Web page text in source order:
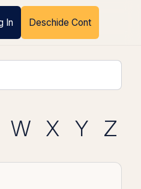
In Deschide Cont
W X Y Z